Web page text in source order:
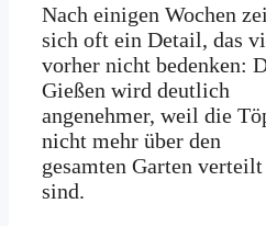
Nach einigen Wochen
sich oft ein Detail, das
vorher nicht bedenken:
Gießen wird deutlich
angenehmer, weil die
nicht mehr über den
gesamten Garten verteilt
sind.